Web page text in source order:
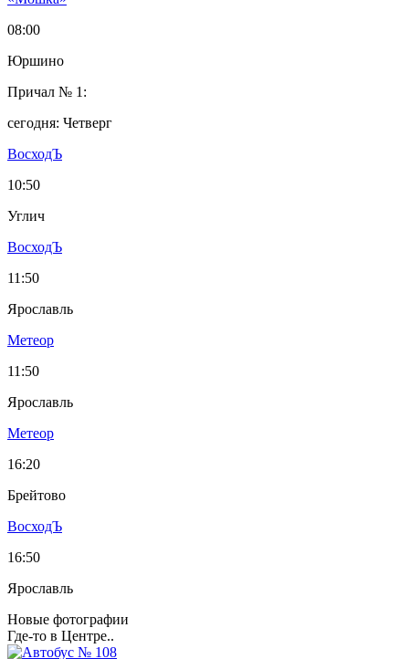
08:00
Юршино
Причал № 1:
сегодня: Четверг
ВосходЪ
10:50
Углич
ВосходЪ
11:50
Ярославль
Метеор
11:50
Ярославль
Метеор
16:20
Брейтово
ВосходЪ
16:50
Ярославль
Новые фотографии
Где-то в Центре..